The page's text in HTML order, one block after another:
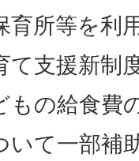
育所等を利
て支援新制
もの給食費
いて一部補